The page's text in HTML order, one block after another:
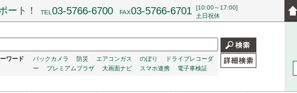
ート！ TEL 03-5766-6700 FAX03-5766-6701
[10:00～17:00]
土日祝休
ワード バックカメラ 防災 エアコンガス のぼり
ドライブレコーダ
ー
プレミアムプラザ 大画面ナビ スマホ連携 電子車検証